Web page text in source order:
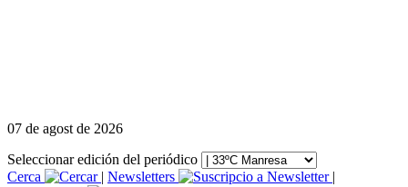
07 de agost de 2026
Seleccionar edición del periódico
Cerca
| Newsletters
|